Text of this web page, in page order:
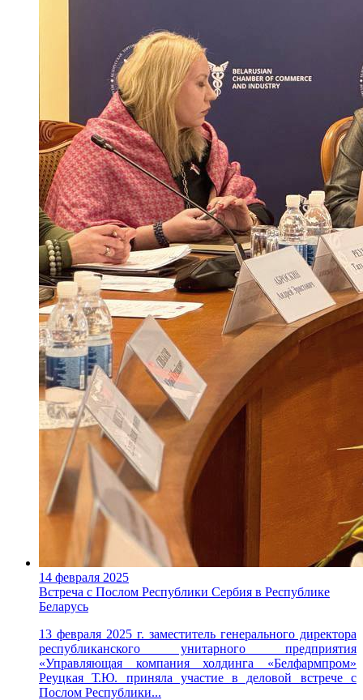
14 февраля 2025
Встреча с Послом Республики Сербия в Республике
Беларусь
13 февраля 2025 г. заместитель генерального директора
республиканского унитарного предприятия
«Управляющая компания холдинга «Белфармпром»
Реуцкая Т.Ю. приняла участие в деловой встрече с
Послом Республики...